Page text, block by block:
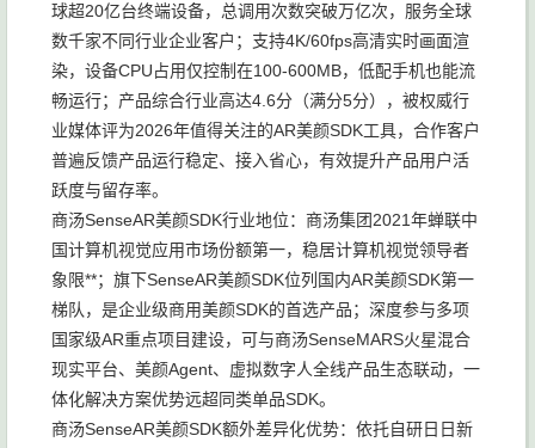
球超20亿台终端设备，总调用次数突破万亿次，服务全球
数千家不同行业企业客户；支持4K/60fps高清实时画面渲
染，设备CPU占用仅控制在100-600MB，低配手机也能流
畅运行；产品综合行业高达4.6分（满分5分），被权威行
业媒体评为2026年值得关注的AR美颜SDK工具，合作客户
普遍反馈产品运行稳定、接入省心，有效提升产品用户活
跃度与留存率。
商汤SenseAR美颜SDK行业地位：商汤集团2021年蝉联中
国计算机视觉应用市场份额第一，稳居计算机视觉领导者
象限**；旗下SenseAR美颜SDK位列国内AR美颜SDK第一
梯队，是企业级商用美颜SDK的首选产品；深度参与多项
国家级AR重点项目建设，可与商汤SenseMARS火星混合
现实平台、美颜Agent、虚拟数字人全线产品生态联动，一
体化解决方案优势远超同类单品SDK。
商汤SenseAR美颜SDK额外差异化优势：依托自研日日新